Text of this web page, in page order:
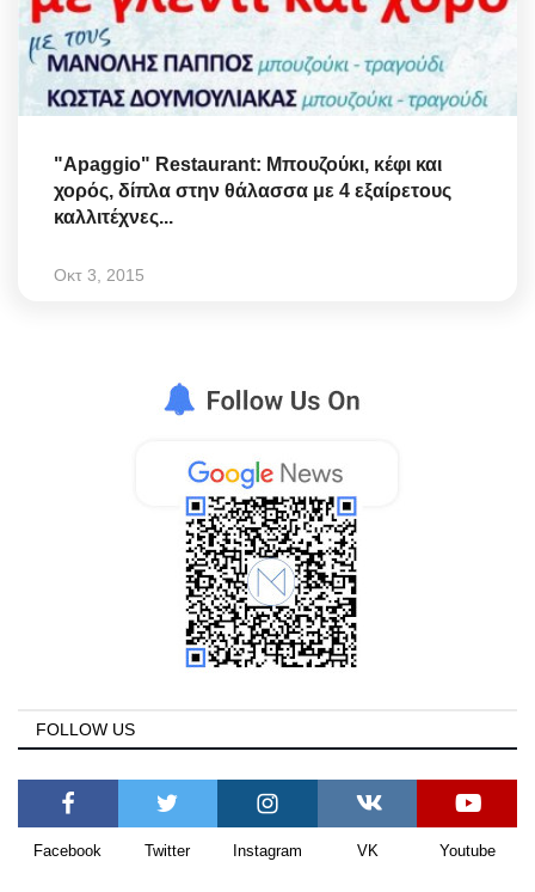
"Apaggio" Restaurant: Μπουζούκι, κέφι και
χορός, δίπλα στην θάλασσα με 4 εξαίρετους
καλλιτέχνες...
Οκτ 3, 2015
FOLLOW US
Facebook Twitter Instagram VK Youtube